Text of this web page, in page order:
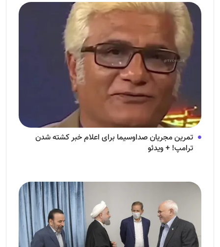
تمرین مجریان صداوسیما برای اعلام خبر کشته شدن
ترامپ! + ویدئو